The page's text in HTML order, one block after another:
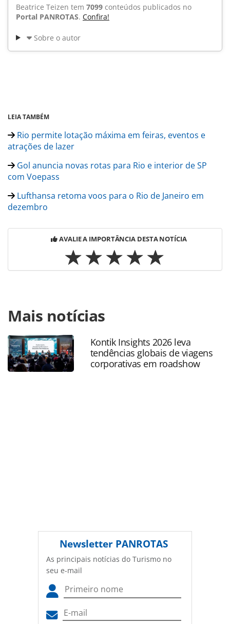
Beatrice Teizen tem 7099 conteúdos publicados no
Portal PANROTAS. Confira!
Sobre o autor
LEIA TAMBÉM
Rio permite lotação máxima em feiras, eventos e
atrações de lazer
Gol anuncia novas rotas para Rio e interior de SP
com Voepass
Lufthansa retoma voos para o Rio de Janeiro em
dezembro
AVALIE A IMPORTÂNCIA DESTA NOTÍCIA
https://www.panrotas.com.br/aviacao/empresas/2021/10/
operara-voos-para-o-rio-com-aviao-de-maior-
capacidade_185063.html ou as ferramentas oferecidas na
página. Todo o conteúdo produzido pela PANROTAS
Editora é protegido pela legislação brasileira sobre direito
autoral. Não reproduza o conteúdo sem autorização da
Mais notícias
Kontik Insights 2026 leva
tendências globais de viagens
corporativas em roadshow
Newsletter PANROTAS
As principais notícias do Turismo no
seu e-mail